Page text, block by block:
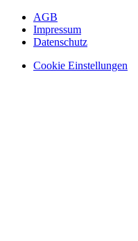
AGB
Impressum
Datenschutz
Cookie Einstellungen